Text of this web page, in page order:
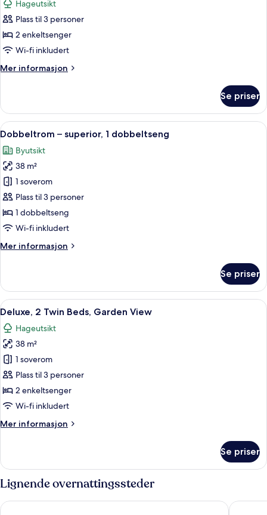
hageutsikt
bildene
av
Rom
–
deluxe,
2
hageutsikt
Hageutsikt
Plass til 3 personer
2 enkeltsenger
Wi-fi inkludert
Mer informasjon
Mer
–
deluxe,
2
hageutsikt
Se priser
Åpne
alle
bildene
av
Dobbeltrom
–
superior,
1
Safe på rommet, skrivebord og
15
Dobbeltrom – superior, 1 dobbeltseng
Byutsikt
38 m²
1 soverom
Plass til 3 personer
1 dobbeltseng
Wi-fi inkludert
Mer informasjon
Mer
–
superior,
1
dobbeltseng
Se priser
Åpne
alle
bildene
av
Deluxe,
2
Twin
Beds,
View
Deluxe, 2 Twin Beds, Garden View |
11
Deluxe, 2 Twin Beds, Garden View
Hageutsikt
38 m²
1 soverom
Plass til 3 personer
2 enkeltsenger
Wi-fi inkludert
Mer informasjon
Mer
2
Twin
Beds,
Garden
View
Se priser
Lignende overnattingssteder
Diamond Cliff Resort & Spa, Patong Beach Novotel